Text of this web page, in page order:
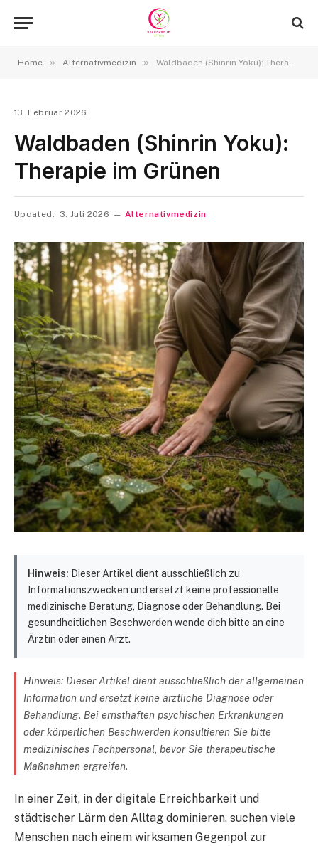
Home » Alternativmedizin » Waldbaden (Shinrin Yoku): Therapie im Grünen
13. Februar 2026
Waldbaden (Shinrin Yoku):
Therapie im Grünen
Updated: 3. Juli 2026 Alternativmedizin
Hinweis: Dieser Artikel dient ausschließlich zu
Informationszwecken und ersetzt keine professionelle
medizinische Beratung, Diagnose oder Behandlung. Bei
gesundheitlichen Beschwerden wende dich bitte an eine
Ärztin oder einen Arzt.
Hinweis: Dieser Artikel dient ausschließlich der allgemeinen
Information und ersetzt keine ärztliche Diagnose oder
Behandlung. Bei ernsthaften psychischen Erkrankungen
oder körperlichen Beschwerden konsultieren Sie bitte
medizinisches Fachpersonal, bevor Sie therapeutische
Maßnahmen ergreifen.
In einer Zeit, in der digitale Erreichbarkeit und
städtischer Lärm den Alltag dominieren, suchen viele
Menschen nach einem wirksamen Gegenpol zur